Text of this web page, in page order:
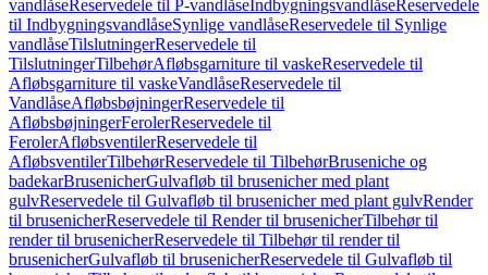
vandlåseReservedele til P-vandlåseIndbygningsvandlåseReservedele
til IndbygningsvandlåseSynlige vandlåseReservedele til Synlige
vandlåseTilslutningerReservedele til
TilslutningerTilbehørAfløbsgarniture til vaskeReservedele til
Afløbsgarniture til vaskeVandlåseReservedele til
VandlåseAfløbsbøjningerReservedele til
AfløbsbøjningerFerolerReservedele til
FerolerAfløbsventilerReservedele til
AfløbsventilerTilbehørReservedele til TilbehørBruseniche og
badekarBrusenicherGulvafløb til brusenicher med plant
gulvReservedele til Gulvafløb til brusenicher med plant gulvRender
til brusenicherReservedele til Render til brusenicherTilbehør til
render til brusenicherReservedele til Tilbehør til render til
brusenicherGulvafløb til brusenicherReservedele til Gulvafløb til